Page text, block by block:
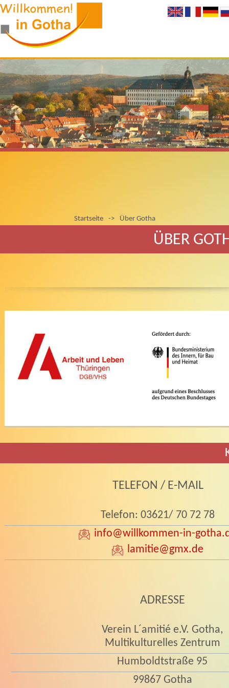
Startseite -> Über Gotha
ÜBER
TELEFON / E-MAIL
Telefon: 03621/ 70 72 78
info@willkommen-in-
lamitie@gmx.de
ADRESSE
Verein L´amitié e.V. Gotha,
Multikulturelles Zentrum
Humboldtstraße 95
99867 Gotha